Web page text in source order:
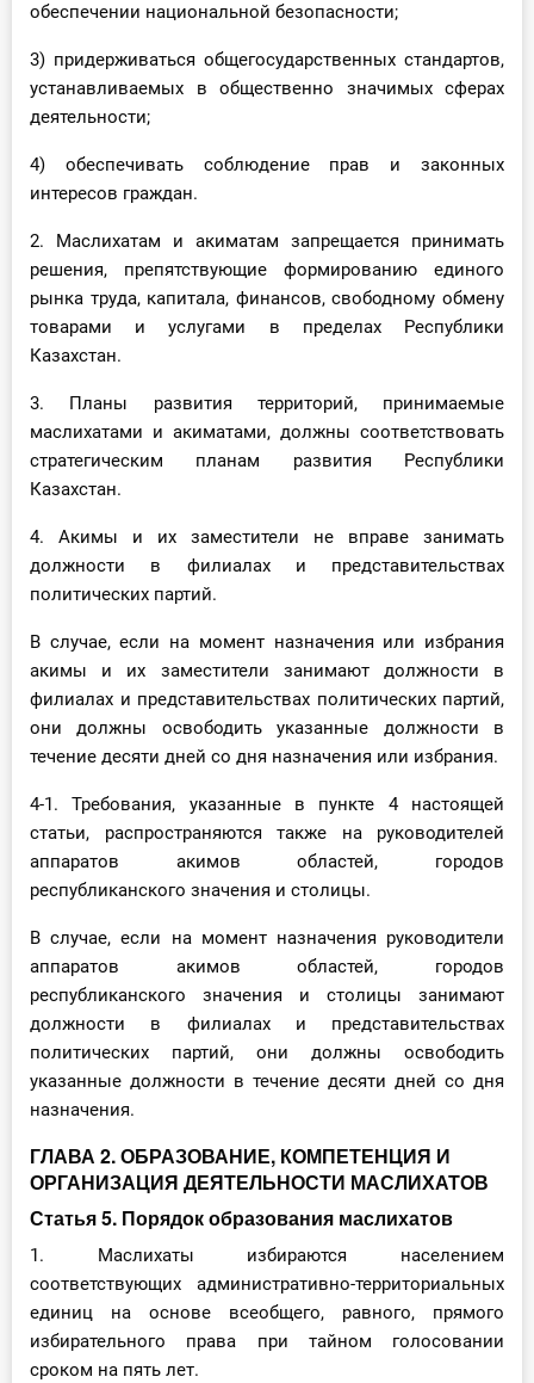
обеспечении национальной безопасности;
3) придерживаться общегосударственных стандартов,
устанавливаемых в общественно значимых сферах
деятельности;
4) обеспечивать соблюдение прав и законных
интересов граждан.
2. Маслихатам и акиматам запрещается принимать
решения, препятствующие формированию единого
рынка труда, капитала, финансов, свободному обмену
товарами и услугами в пределах Республики
Казахстан.
3. Планы развития территорий, принимаемые
маслихатами и акиматами, должны соответствовать
стратегическим планам развития Республики
Казахстан.
4. Акимы и их заместители не вправе занимать
должности в филиалах и представительствах
политических партий.
В случае, если на момент назначения или избрания
акимы и их заместители занимают должности в
филиалах и представительствах политических партий,
они должны освободить указанные должности в
течение десяти дней со дня назначения или избрания.
4-1. Требования, указанные в пункте 4 настоящей
статьи, распространяются также на руководителей
аппаратов акимов областей, городов
республиканского значения и столицы.
В случае, если на момент назначения руководители
аппаратов акимов областей, городов
республиканского значения и столицы занимают
должности в филиалах и представительствах
политических партий, они должны освободить
указанные должности в течение десяти дней со дня
назначения.
ГЛАВА 2. ОБРАЗОВАНИЕ, КОМПЕТЕНЦИЯ И
ОРГАНИЗАЦИЯ ДЕЯТЕЛЬНОСТИ МАСЛИХАТОВ
Статья 5. Порядок образования маслихатов
1. Маслихаты избираются населением
соответствующих административно-территориальных
единиц на основе всеобщего, равного, прямого
избирательного права при тайном голосовании
сроком на пять лет.